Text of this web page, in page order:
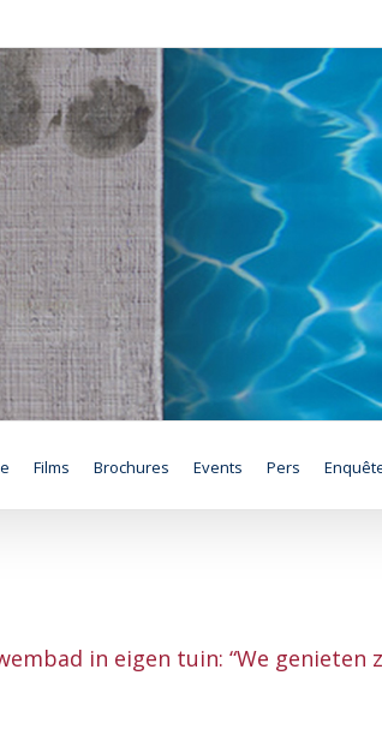
Films Brochures Events Pers
in eigen tuin: “We genieten